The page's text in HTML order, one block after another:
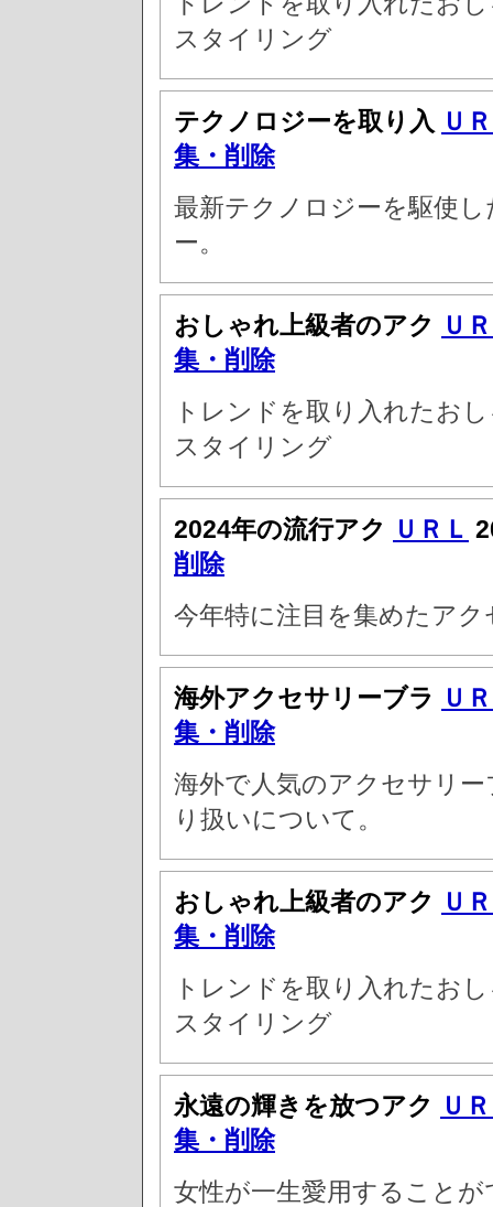
スタイリング
テクノロジーを取り入 Ｕ
集・削除
最新テクノロジーを駆使
ー。
おしゃれ上級者のアク
Ｕ
集・削除
トレンドを取り入れたお
スタイリング
2024年の流行アク ＵＲＬ
削除
今年特に注目を集めたア
海外アクセサリーブラ Ｕ
集・削除
海外で人気のアクセサリ
り扱いについて。
おしゃれ上級者のアク
Ｕ
集・削除
トレンドを取り入れたお
スタイリング
永遠の輝きを放つアク
Ｕ
集・削除
女性が一生愛用すること